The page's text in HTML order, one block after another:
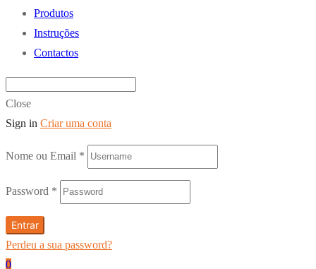
Produtos
Instruções
Contactos
Close
Sign in Criar uma conta
Nome ou Email *
Password *
Entrar
Perdeu a sua password?
0